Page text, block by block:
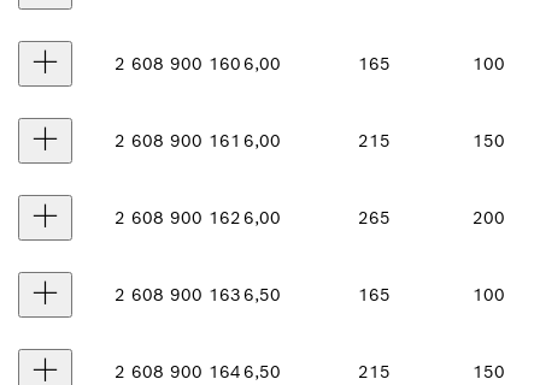
2 608 900 1606,00 165 100
2 608 900 161 6,00 215 150
2 608 900 1626,00 265 200
2 608 900 1636,50 165 100
2 608 900 1646,50 215 150